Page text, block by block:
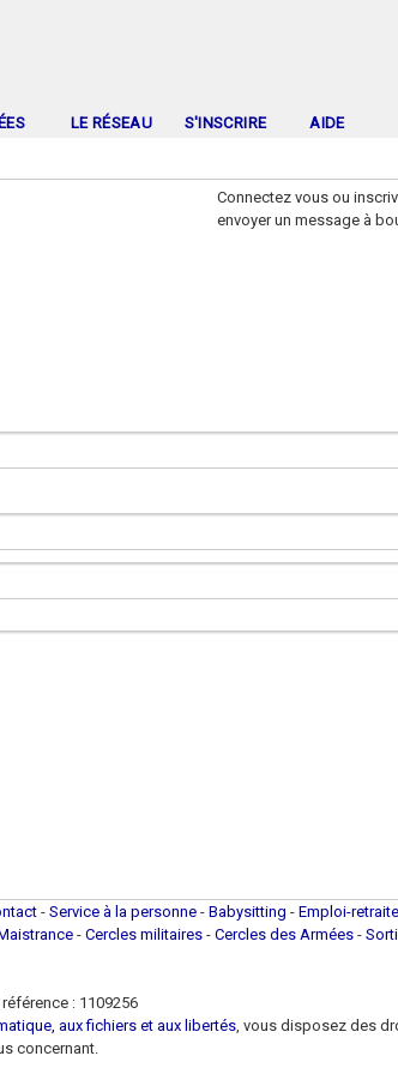
LE RÉSEAU S'INSCRIRE AIDE
Connectez vous ou
envoyer un message à
- Service à la personne - Babysitting - Emploi-retraite
- Cercles militaires - Cercles des Armées -
: 1109256
aux fichiers et aux libertés, vous disposez des
concernant.